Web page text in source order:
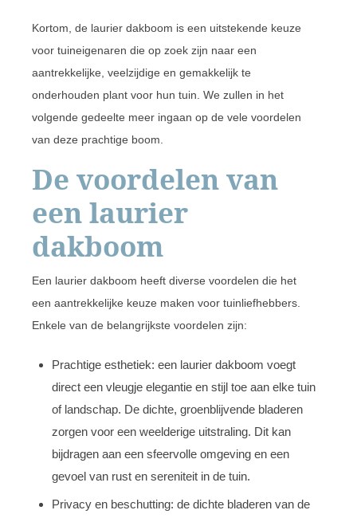
Kortom, de laurier dakboom is een uitstekende keuze
voor tuineigenaren die op zoek zijn naar een
aantrekkelijke, veelzijdige en gemakkelijk te
onderhouden plant voor hun tuin. We zullen in het
volgende gedeelte meer ingaan op de vele voordelen
van deze prachtige boom.
De voordelen van
een laurier
dakboom
Een laurier dakboom heeft diverse voordelen die het
een aantrekkelijke keuze maken voor tuinliefhebbers.
Enkele van de belangrijkste voordelen zijn:
Prachtige esthetiek: een laurier dakboom voegt
direct een vleugje elegantie en stijl toe aan elke tuin
of landschap. De dichte, groenblijvende bladeren
zorgen voor een weelderige uitstraling. Dit kan
bijdragen aan een sfeervolle omgeving en een
gevoel van rust en sereniteit in de tuin.
Privacy en beschutting: de dichte bladeren van de